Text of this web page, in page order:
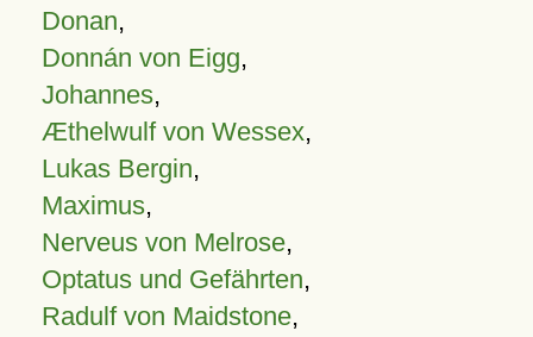
Donan,
Donnán von Eigg,
Johannes,
Æthelwulf von Wessex,
Lukas Bergin,
Maximus,
Nerveus von Melrose,
Optatus und Gefährten,
Radulf von Maidstone,